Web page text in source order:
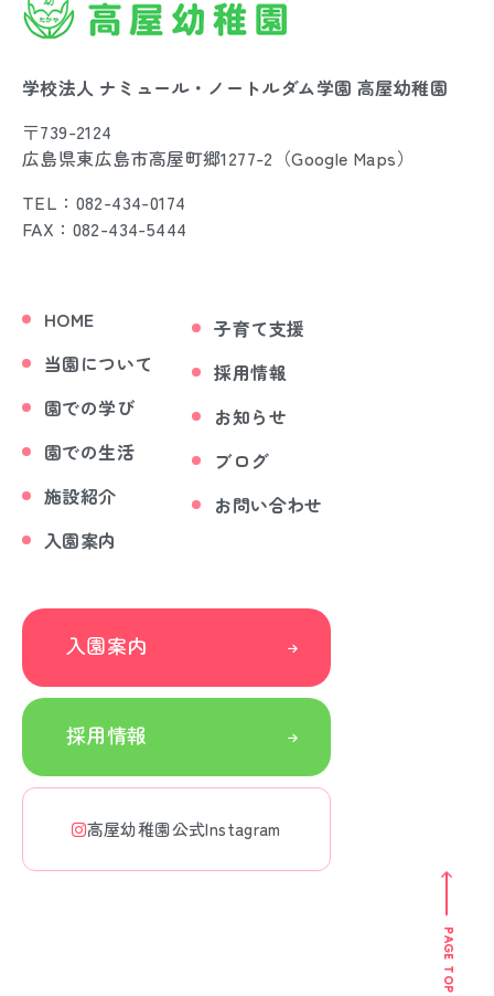
学校法人 ナミュール・ノートルダム学園 高屋幼稚園
〒739-2124
広島県東広島市高屋町郷1277-2（Google Maps）
TEL：082-434-0174
FAX：082-434-5444
HOME
当園について
園での学び
園での生活
施設紹介
入園案内
子育て支援
採用情報
お知らせ
ブログ
お問い合わせ
入園案内
採用情報
高屋幼稚園公式Instagram
PAGE TOP